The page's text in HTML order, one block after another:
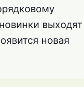
выходят
новая